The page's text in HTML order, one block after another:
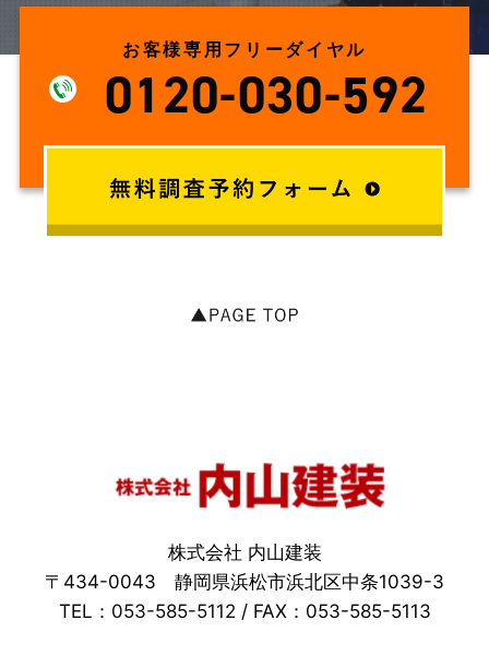
お客様専用フリーダイヤル
0120-030-592
株式会社 内山建装
〒434-0043 静岡県浜松市浜北区中条1039-3
TEL： 053-585-5112 / FAX：053-585-5113